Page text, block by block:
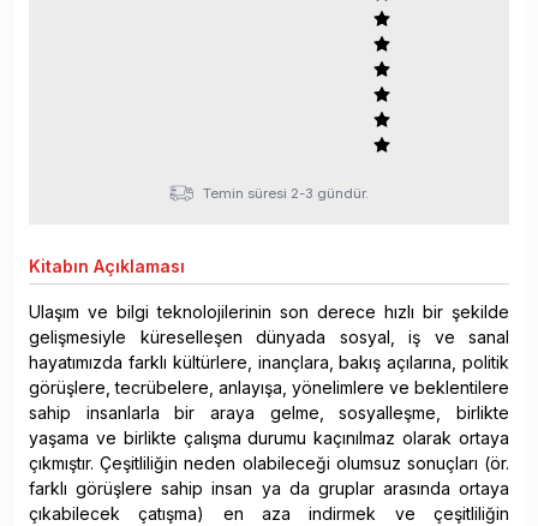
Temin süresi 2-3 gündür.
Kitabın Açıklaması
Ulaşım ve bilgi teknolojilerinin son derece hızlı bir şekilde
gelişmesiyle küreselleşen dünyada sosyal, iş ve sanal
hayatımızda farklı kültürlere, inançlara, bakış açılarına, politik
görüşlere, tecrübelere, anlayışa, yönelimlere ve beklentilere
sahip insanlarla bir araya gelme, sosyalleşme, birlikte
yaşama ve birlikte çalışma durumu kaçınılmaz olarak ortaya
çıkmıştır. Çeşitliliğin neden olabileceği olumsuz sonuçları (ör.
farklı görüşlere sahip insan ya da gruplar arasında ortaya
çıkabilecek çatışma) en aza indirmek ve çeşitliliğin